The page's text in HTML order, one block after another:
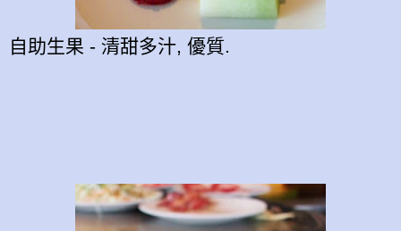
自助生果 - 清甜多汁, 優質.